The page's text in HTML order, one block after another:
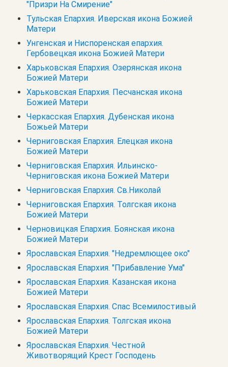
"Призри На Смирение"
Тульская Епархия. Иверская икона Божией
Матери
Унгенская и Ниспоренская епархия.
Гербовецкая икона Божией Матери
Харьковская Епархия. Озерянская икона
Божией Матери
Харьковская Епархия. Песчанская икона
Божией Матери
Черкасская Епархия. Дубенская икона
Божьей Матери
Черниговская Епархия. Елецкая икона
Божией Матери
Черниговская Епархия. Ильинско-
Черниговская икона Божией Матери
Черниговская Епархия. Св.Николай
Черниговская Епархия. Толгская икона
Божией Матери
Черновицкая Епархия. Боянская икона
Божией Матери
Ярославская Епархия. "Недремлющее око"
Ярославская Епархия. "Прибавление Ума"
Ярославская Епархия. Казанская икона
Божией Матери
Ярославская Епархия. Спас Всемилостивый
Ярославская Епархия. Толгская икона
Божией Матери
Ярославская Епархия. Честной
Животворящий Крест Господень